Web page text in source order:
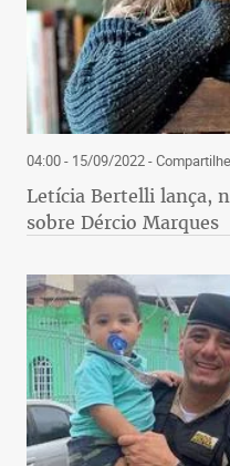
04:00 - 15/09/2022- Compartilhe
Letícia Bertelli lança,
sobre Dércio Marques